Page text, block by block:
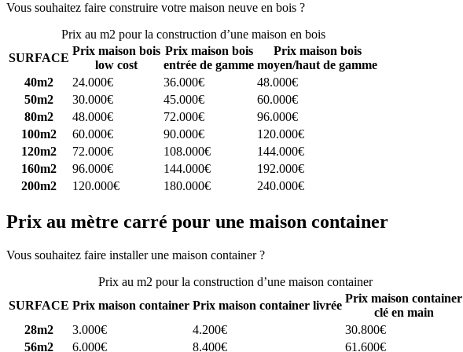
Vous souhaitez faire construire votre maison neuve en bois ?
Prix au m2 pour la construction d’une maison en bois
SURFACE
Prix maison bois
low cost
Prix maison bois
entrée de gamme
Prix maison bois
moyen/haut de gamme
40m2
24.000€ 36.000€
48.000€
50m2
30.000€ 45.000€
60.000€
80m2
48.000€ 72.000€
96.000€
100m2
60.000€ 90.000€
120.000€
120m2
72.000€ 108.000€
144.000€
160m2
96.000€ 144.000€
192.000€
200m2
120.000€ 180.000€ 240.000€
Prix au mètre carré pour une maison container
Vous souhaitez faire installer une maison container ?
Prix au m2 pour la construction d’une maison container
SURFACE Prix maison container Prix maison container livrée
Prix maison container
clé en main
28m2
3.000€ 4.200€
30.800€
56m2
6.000€ 8.400€
61.600€